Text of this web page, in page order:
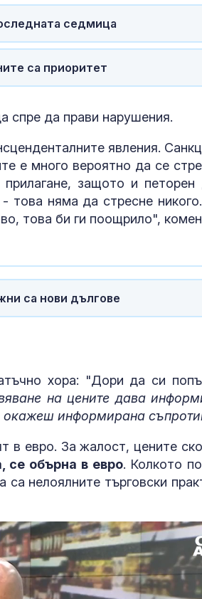
седмица
са приоритет
спре да прави нарушения.
явления.
е много вероятно да се
защото и
това няма да стресне
това би ги поощрило",
са нови дългове
хора: "Дори да си
на цените дава
информирана
в евро. За жалост, цените
се обърна в евро. Колкото
нелоялните търговски